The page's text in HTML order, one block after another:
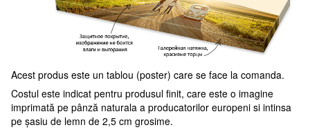
Acest produs este un tablou (poster) care se face la comanda.
Costul este indicat pentru produsul finit, care este o imagine
imprimată pe pânză naturala a producatorilor europeni si intinsa
pe șasiu de lemn de 2,5 cm grosime.